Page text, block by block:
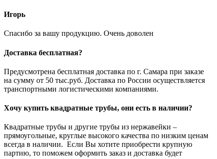
Игорь
Спасибо за вашу продукцию. Очень доволен
Доставка бесплатная?
Предусмотрена бесплатная доставка по г. Самара при заказе
на сумму от 50 тыс.руб. Доставка по России осуществляется
транспортными логистическими компаниями.
Хочу купить квадратные трубы, они есть в наличии?
Квадратные трубы и другие трубы из нержавейки –
прямоугольные, круглые высокого качества по низким ценам
всегда в наличии. Если Вы хотите приобрести крупную
партию, то поможем оформить заказ и доставка будет